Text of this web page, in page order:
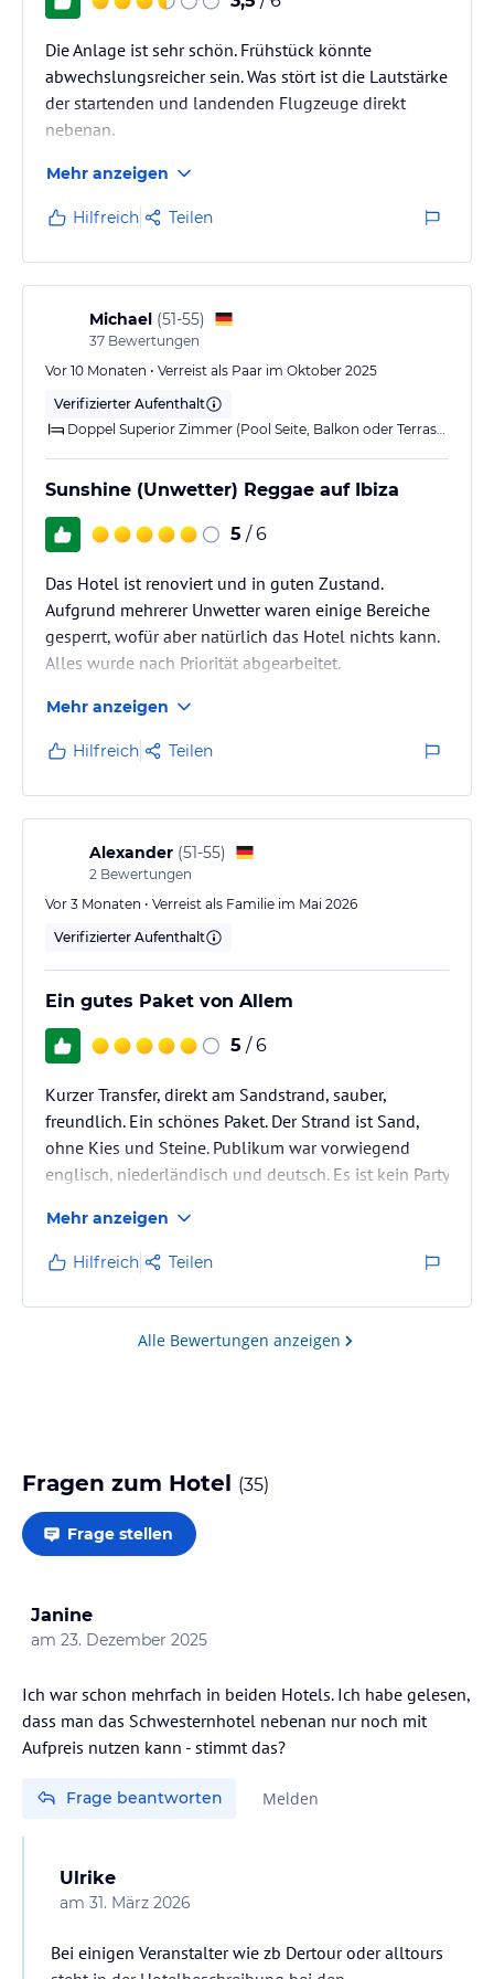
jeweiligen Veranstalters.
Die Anlage ist sehr schön. Frühstück könnte
abwechslungsreicher sein. Was stört ist die Lautstärke
der startenden und landenden Flugzeuge direkt
nebenan.
Mehr anzeigen
Hilfreich Teilen
Michael (51-55)
37 Bewertungen
Vor 10 Monaten • Verreist als Paar im Oktober 2025
Verifizierter Aufenthalt
Sunshine (Unwetter) Reggae auf Ibiza
5 / 6
Das Hotel ist renoviert und in guten Zustand.
Aufgrund mehrerer Unwetter waren einige Bereiche
gesperrt, wofür aber natürlich das Hotel nichts kann.
Alles wurde nach Priorität abgearbeitet.
die Flugzeuge den ganzen Tag. Aber das weiß man ja
vorher.
Mehr anzeigen
Hilfreich Teilen
Alexander (51-55)
2 Bewertungen
Vor 3 Monaten • Verreist als Familie im Mai 2026
Verifizierter Aufenthalt
Ein gutes Paket von Allem
5 / 6
Kurzer Transfer, direkt am Sandstrand, sauber,
freundlich. Ein schönes Paket. Der Strand ist Sand,
ohne Kies und Steine. Publikum war vorwiegend
englisch, niederländisch und deutsch. Es ist kein Party
Mehr anzeigen
Hilfreich Teilen
Alle Bewertungen anzeigen
Fragen zum Hotel (35)
Frage stellen
Janine
am 23. Dezember 2025
Ich war schon mehrfach in beiden Hotels. Ich habe gelesen,
dass man das Schwesternhotel nebenan nur noch mit
Aufpreis nutzen kann - stimmt das?
Frage beantworten Melden
Ulrike
am 31. März 2026
Bei einigen Veranstalter wie zb Dertour oder alltours